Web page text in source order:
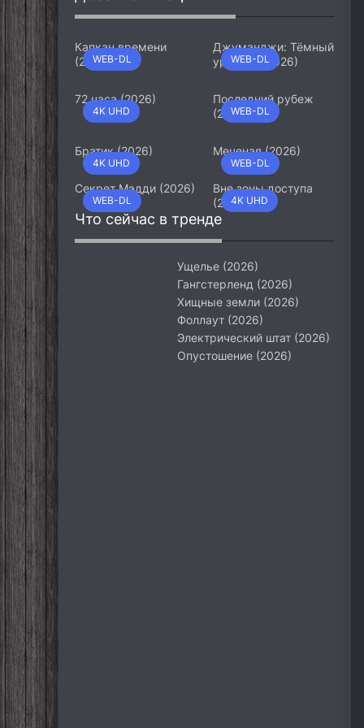
WEB-DL
Капкан времени
(2026)
WEB-DL
Джуманджи: Тёмный
уровень (2026)
4K UHD
72 часа (2026)
WEB-DL
Последний рубеж
(2026)
4K UHD
Братик (2026)
WEB-DL
Меченая (2026)
WEB-DL
Секрет Мэдди (2026)
4K UHD
Вне зоны доступа
(2026)
Что сейчас в тренде
Ущелье (2026)
Гангстерленд (2026)
Хищные земли (2026)
Фоллаут (2026)
Электрический штат (2026)
Опустошение (2026)